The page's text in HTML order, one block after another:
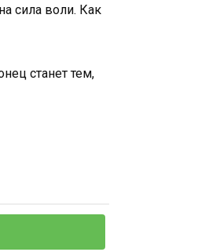
сила воли. Как
станет тем,